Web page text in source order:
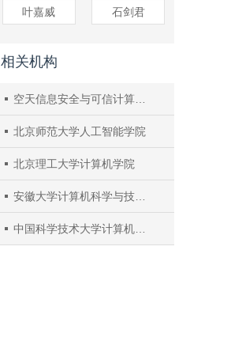
叶嘉威 石剑君
相关机构
空天信息安全与可信计算教育部重点实验室
北京师范大学人工智能学院
北京理工大学计算机学院
安徽大学计算机科学与技术学院
中国科学技术大学计算机科学与技术学院